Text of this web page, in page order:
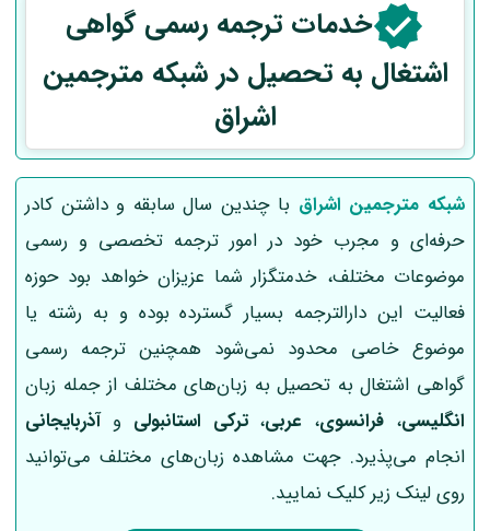
خدمات ترجمه رسمیگواهی
اشتغال به تحصیل در شبکه مترجمین
اشراق
شبکه مترجمین اشراق با چندین سال سابقه و داشتن کادر
حرفه‌ای و مجرب خود در امور ترجمه تخصصی و رسمی
موضوعات مختلف، خدمتگزار شما عزیزان خواهد بود حوزه
فعالیت این دارالترجمه بسیار گسترده بوده و به رشته یا
موضوع خاصی محدود نمی‌شود همچنین ترجمه رسمی
گواهی اشتغال به تحصیل به زبان‌های مختلف از جمله زبان
انگلیسی، فرانسوی، عربی،ترکی استانبولی وآذربایجانی
انجام می‌پذیرد. جهت مشاهده زبان‌های مختلف می‌توانید
روی لینک زیر کلیک نمایید.